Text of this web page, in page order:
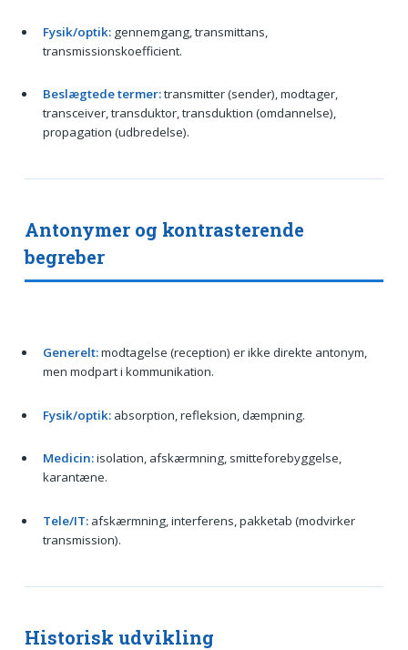
Fysik/optik:gennemgang, transmittans,
transmissionskoefficient.
Beslægtede termer:transmitter (sender), modtager,
transceiver, transduktor, transduktion (omdannelse),
propagation (udbredelse).
Antonymer og kontrasterende
begreber
Generelt:modtagelse (reception) er ikke direkte antonym,
men modpart i kommunikation.
Fysik/optik:absorption, refleksion, dæmpning.
Medicin:isolation, afskærmning, smitteforebyggelse,
karantæne.
Tele/IT:afskærmning, interferens, pakketab (modvirker
transmission).
Historisk udvikling